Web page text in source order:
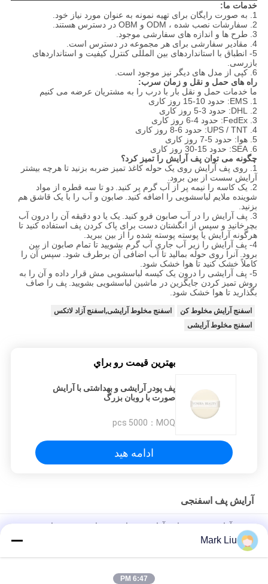
خدمات ما:
1. به صورت رایگان برای تهیه نمونه به عنوان مورد نیاز خود.
2. سفارشات نصب شده ، ODM و OBM در دسترس هستند.
3. طرح ها و اندازه های سفارشی موجود.
4. مقادیر سفارشی برای هر مجموعه در دسترس است.
5- انطباق با استانداردهای بین المللی کنترل کیفیت و استانداردهای
بازرسی.
6. کپی از مدل های دیگر نیز موجود است.
راه های حمل و نقل و زمان سرب:
ما خدمات حمل و نقل بار با درب را به مشتریان عرضه می کنیم
1. EMS: حدود 10-15 روز کاری
2. DHL: حدود 3-5 روز کاری
3. FedEx: حدود 4-6 روز کاری
4. UPS / TNT: حدود 6-8 روز کاری
5. هوا: حدود 5-7 روز کاری
6. SEA: حدود 15-30 روز کاری
چگونه می توان پف آرایش را تمیز کرد؟
1. روی پف آرایش روی یک حوله کاغذ تمیز ضربه بزنید تا هرچه بیشتر
آرایش سست از بین برود.
2. یک کاسه را نیمه پر از آب گرم پر کنید.
دو تا سه قطره از مواد
شوینده ملایم لباسشویی را اضافه کنید. صابون و آب را با یک قاشق هم
بزنید.
3. پف آرایش را در آب صابون فرو کنید.
یک یا دو دقیقه آن را درون آب
بچرخانید و سپس از انگشتان دست برای پاک کردن پف استفاده کنید تا
هرگونه آرایش یا پوسته پوسته شده را از بین ببرید.
4- پف آرایش را زیر آب جاری آب گرم بشویید تا تمام صابون از بین
برود. آنرا روی حوله بمالید تا آب اضافی آن برطرف شود. سپس آن را
کاملاً خشک کنید تا هوا خشک شود.
5- پف آرایشی را درون یک کیسه لباسشویی مش قرار داده و آن را به
روش تمیز کردن جایگزین در ماشین لباسشویی بشویید. پف را صاف
بگذارید تا هوا خشک شود.
اسفنج آرایش مخلوط کن
اسفنج مخلوط آرایشی,اسفنج آزاد لاتکس
اسفنج مخلوط آرایشی
بهترين قيمت رو براي
پف پودر آرایشی و بهداشتی با آرایش
صورت با روبان بزرگ
MOQ：
5000 pcs
ادامه هید
آرایش پف اسفنجی
بنفش آرایش بنفش بنیادی آرایش پف اسفنج برای پوشش مناسب و
ساختنی
پف اسفنجی آرایشی 6 عدد دو قطعه برای سایه چشم ، اسفنج رایگان
Mark Liu
6:47 PM